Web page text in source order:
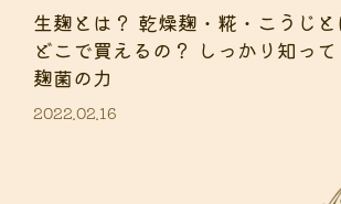
生麹とは？ 乾燥麹・糀・こうじと
どこで買えるの？ しっかり知っ
麹菌の力
2022.02.16